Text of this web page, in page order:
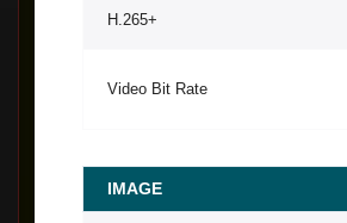
H.265+
Video Bit Rate
IMAGE